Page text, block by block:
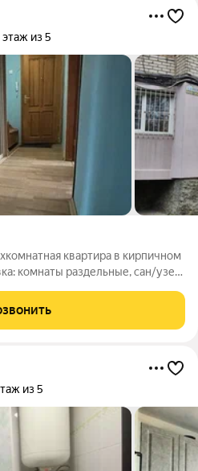
этаж из 5
квартира в кирпичном
комнаты раздельные, сан/узел
стороны.Сделан косметический
из 5